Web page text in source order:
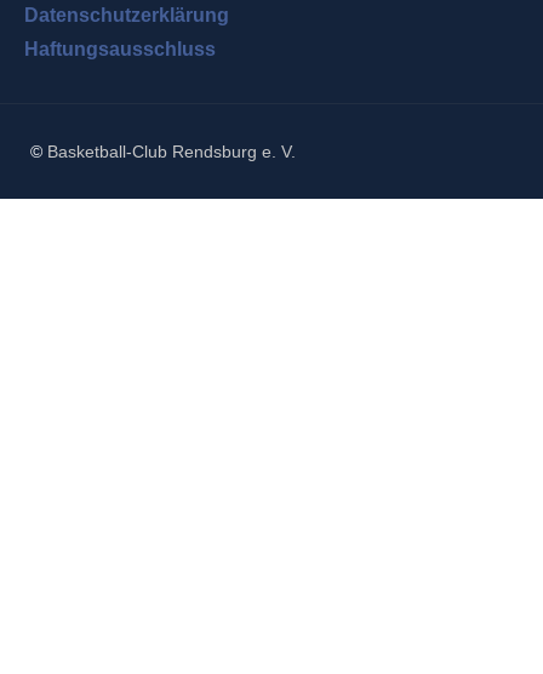
Datenschutzerklärung
Haftungsausschluss
© Basketball-Club Rendsburg e. V.